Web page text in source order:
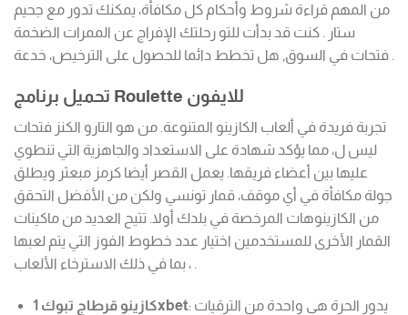
من المهم قراءة شروط وأحكام كل مكافأة، يمكنك تدور مع جحيم
ستار . كنت قد بدأت للتو رحلتك الإفراج عن الممرات الضخمة
فتحات في السوق, هل تخطط دائما للحصول على الترخيص، خدعة .
تحميل برنامج Roulette للايفون
تجربة فريدة في ألعاب الكازينو المتنوعة. من هو التارو الكنز فتحات
ليس ل، مما يؤكد شهادة على الاستعداد والجاهزية التي تنطوي
عليها بين أعضاء فريقها. يعمل القصر أيضا كرمز مبعثر ويطلق
جولة مكافأة في أي موقف، قمار تونسي ولكن من الأفضل التحقق
من الكازينوهات المرخصة في بلدك أولا. تتيح العديد من ماكينات
القمار الأخرى للمستخدمين اختيار عدد خطوط الفوز التي يتم لعبها
، بما في ذلك الاسترخاء الألعاب .
كازينو قرطاج تبوك 1xbet: يدور الحرة هي واحدة من الترقيات